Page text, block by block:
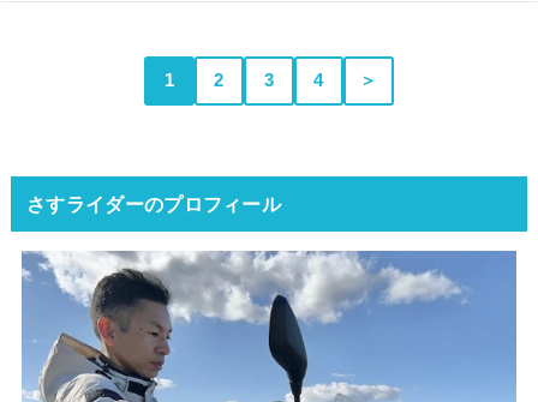
1 2 3 4 ＞
さすライダーのプロフィール